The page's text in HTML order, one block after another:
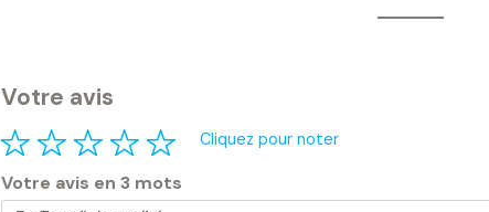
Votre avis
Cliquez pour noter
Votre avis en 3 mots